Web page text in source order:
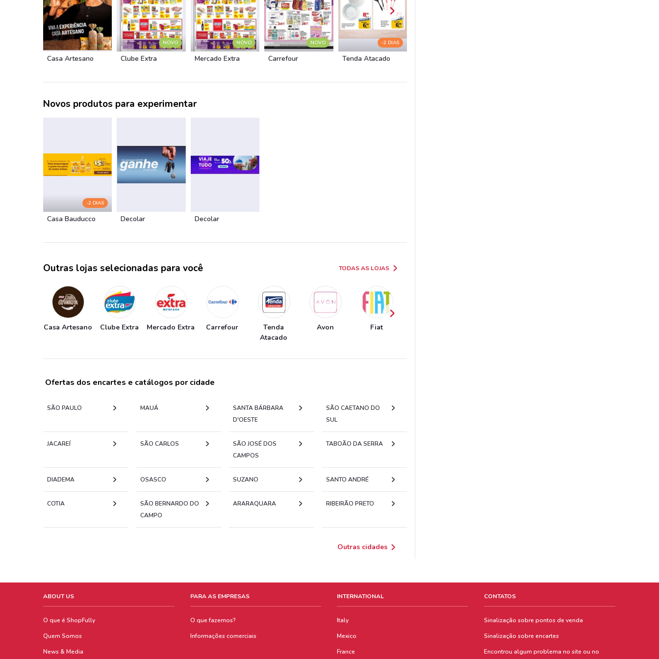
Casa Artesano
NOVO
Clube Extra
NOVO
Mercado Extra
NOVO
Carrefour
-2 DIAS
Tenda Atacado
Novos produtos para experimentar
-2 DIAS
Casa Bauducco Decolar Decolar
Outras lojas selecionadas para você TODAS AS LOJAS
Casa Artesano Clube Extra Mercado Extra Carrefour
Tenda
Atacado
Avon Fiat
Ofertas dos encartes e catálogos por cidade
SÃO PAULO MAUÁ
SANTA BÁRBARA
D'OESTE
SÃO CAETANO DO
SUL
JACAREÍ SÃO CARLOS
SÃO JOSÉ DOS
CAMPOS
TABOÃO DA SERRA
DIADEMA OSASCO SUZANO SANTO ANDRÉ
COTIA
SÃO BERNARDO DO
CAMPO
ARARAQUARA RIBEIRÃO PRETO
Outras cidades
ABOUT US
O que é ShopFully
Quem Somos
News & Media
PARA AS EMPRESAS
O que fazemos?
Informações comerciais
INTERNATIONAL
Italy
Mexico
France
CONTATOS
Sinalização sobre pontos de venda
Sinalização sobre encartes
Encontrou algum problema no site ou no